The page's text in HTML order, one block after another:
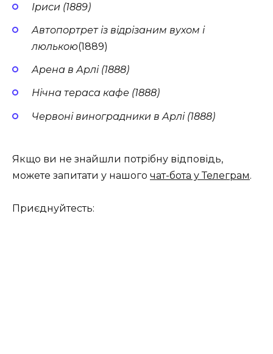
Іриси (1889)
Автопортрет із відрізаним вухом і
люлькою(1889)
Арена в Арлі (1888)
Нічна тераса кафе (1888)
Червоні виноградники в Арлі (1888)
Якщо ви не знайшли потрібну відповідь,
можете запитати у нашого чат-бота у Телеграм.
Приєднуйтесть: